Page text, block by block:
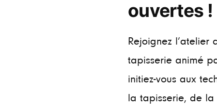
ouvertes !
Rejoignez l’atelier
tapisserie animé
initiez-vous aux
la tapisserie, de la